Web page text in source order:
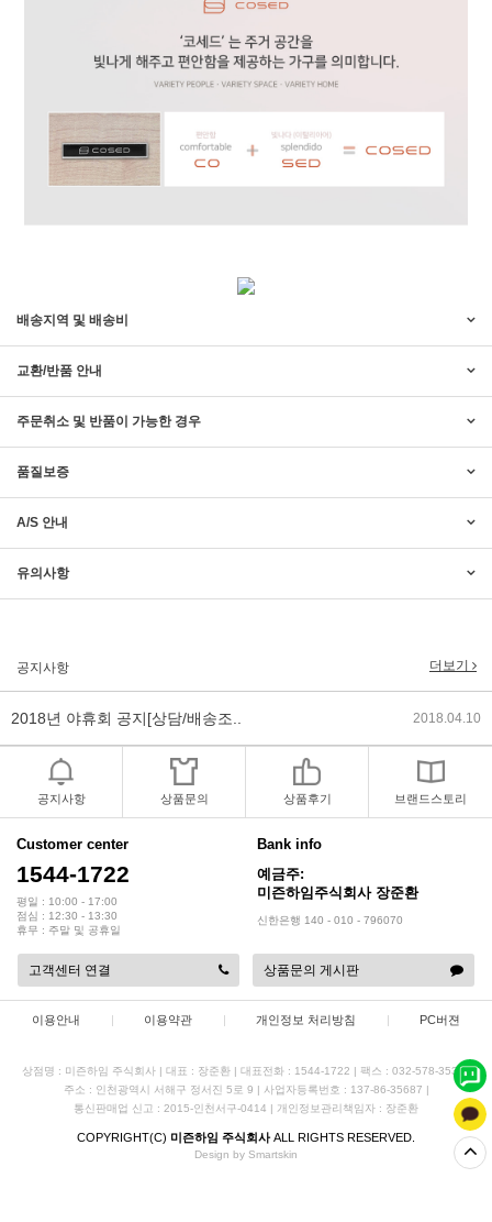
배송지역 및 배송비
교환/반품 안내
주문취소 및 반품이 가능한 경우
품질보증
A/S 안내
유의사항
공지사항 더보기
2017년 미즌하임 리뉴얼 2017.03.06
2019년 설 명절 배송지연 안내 2019.01.23
2018년 야휴회 공지[상담/배송조.. 2018.04.10
2018년 모바일샵 리뉴얼 업데이.. 2018.04.10
2017년 미즌하임 리뉴얼 2017.03.06
공지사항 상품문의 상품후기 브랜드스토리
Customer center
1544-1722
평일 : 10:00 - 17:00
점심 : 12:30 - 13:30
휴무 : 주말 및 공휴일
Bank info
예금주:
미즌하임주식회사 장준환
신한은행 140 - 010 - 796070
고객센터 연결 상품문의 게시판
이용안내 | 이용약관 | 개인정보 처리방침 | PC버젼
상점명 : 미즌하임 주식회사 | 대표 : 장준환 | 대표전화 : 1544-1722 | 팩스 : 032-578-3538 |
주소 : 인천광역시 서해구 정서진 5로 9 | 사업자등록번호 : 137-86-35687 |
통신판매업 신고 : 2015-인천서구-0414 | 개인정보관리책임자 : 장준환
COPYRIGHT(C) 미즌하임 주식회사ALL RIGHTS RESERVED.